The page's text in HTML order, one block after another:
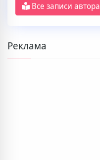
Все записи автора
Реклама